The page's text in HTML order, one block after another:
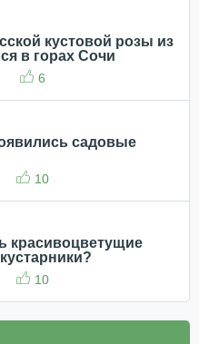
кустовой розы из
в горах Сочи
6
садовые
10
красивоцветущие
10